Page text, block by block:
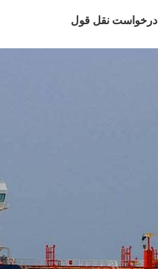
درخواست نقل قول